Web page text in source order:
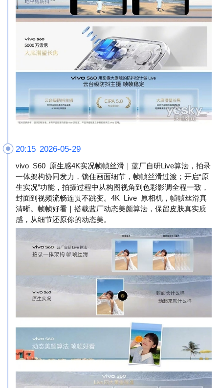
20:15 2026-05-29
vivo S60 原生感4K实况帧帧丝滑｜蓝厂自研Live算法，拍录
一体架构协同发力，锁住画面细节，帧帧丝滑过渡；开启“原
生实况”功能，拍摄过程中从构图视角到色彩影调全程一致，
封面到视频流畅连贯不跳变。4K Live 原相机，帧帧丝滑真
清晰。帧帧好看｜搭载蓝厂动态美颜算法，保留皮肤真实质
感，从细节还原你的动态美。